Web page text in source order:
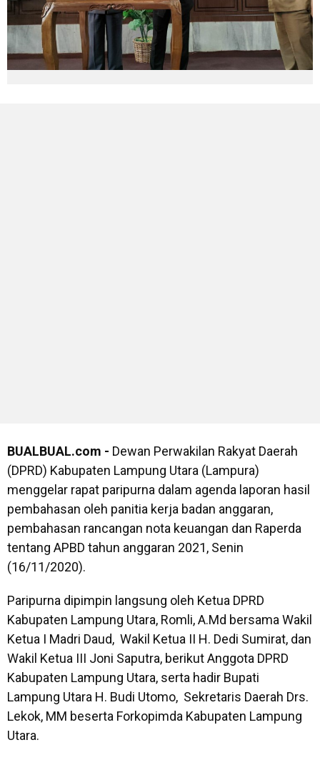
BUALBUAL.com - Dewan Perwakilan Rakyat Daerah
(DPRD) Kabupaten Lampung Utara (Lampura)
menggelar rapat paripurna dalam agenda laporan hasil
pembahasan oleh panitia kerja badan anggaran,
pembahasan rancangan nota keuangan dan Raperda
tentang APBD tahun anggaran 2021, Senin
(16/11/2020).
Paripurna dipimpin langsung oleh Ketua DPRD
Kabupaten Lampung Utara, Romli, A.Md bersama Wakil
Ketua I Madri Daud, Wakil Ketua II H. Dedi Sumirat, dan
Wakil Ketua III Joni Saputra, berikut Anggota DPRD
Kabupaten Lampung Utara, serta hadir Bupati
Lampung Utara H. Budi Utomo, Sekretaris Daerah Drs.
Lekok, MM beserta Forkopimda Kabupaten Lampung
Utara.